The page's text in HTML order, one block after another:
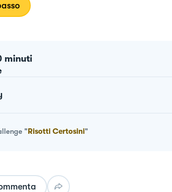
minuti
"Risotti Certosini"